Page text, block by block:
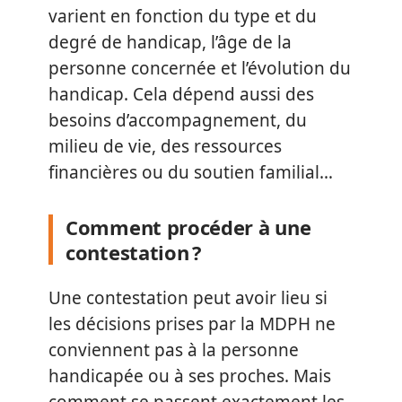
varient en fonction du type et du
degré de handicap, l’âge de la
personne concernée et l’évolution du
handicap. Cela dépend aussi des
besoins d’accompagnement, du
milieu de vie, des ressources
financières ou du soutien familial…
Comment procéder à une
contestation ?
Une contestation peut avoir lieu si
les décisions prises par la MDPH ne
conviennent pas à la personne
handicapée ou à ses proches. Mais